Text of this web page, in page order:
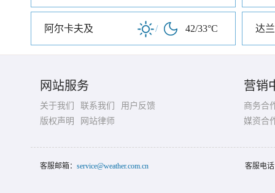
阿尔卡夫及 / 42/33°C 达兰
网站服务
关于我们 联系我们
用户反馈
版权声明
网站律师
营销
商务合
媒资合
客服邮箱： service@weather.com.cn 客服电